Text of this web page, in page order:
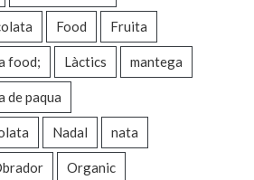
Food Fruita
food; Làctics mantega
de paqua
Nadal nata
Organic